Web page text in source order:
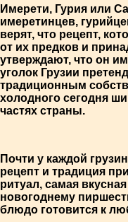
Имерети, Гурия или
имеретинцев,
верят, что рецепт,
от их предков и
утверждают, что он
уголок Грузии
традиционным
холодного сегодня
частях страны.
Почти у каждой
рецепт и традиция
ритуал, самая
новогоднему
блюдо готовится к